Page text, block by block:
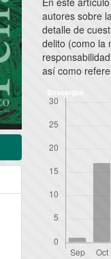
autores sobre
detalle de
delito (como la
así como
Descargas